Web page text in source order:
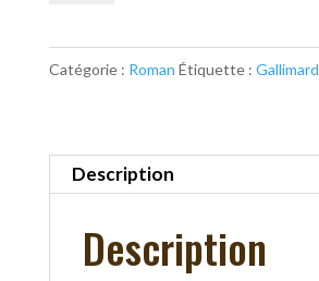
les
yeux
Catégorie : Roman Étiquette : Gallimard
Description
Description